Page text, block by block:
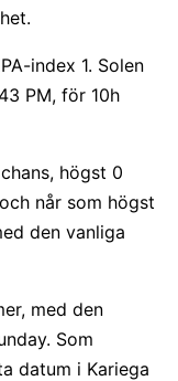
index 1. Solen
PM, för 10h
högst 0
når som högst
den vanliga
med den
Som
datum i Kariega